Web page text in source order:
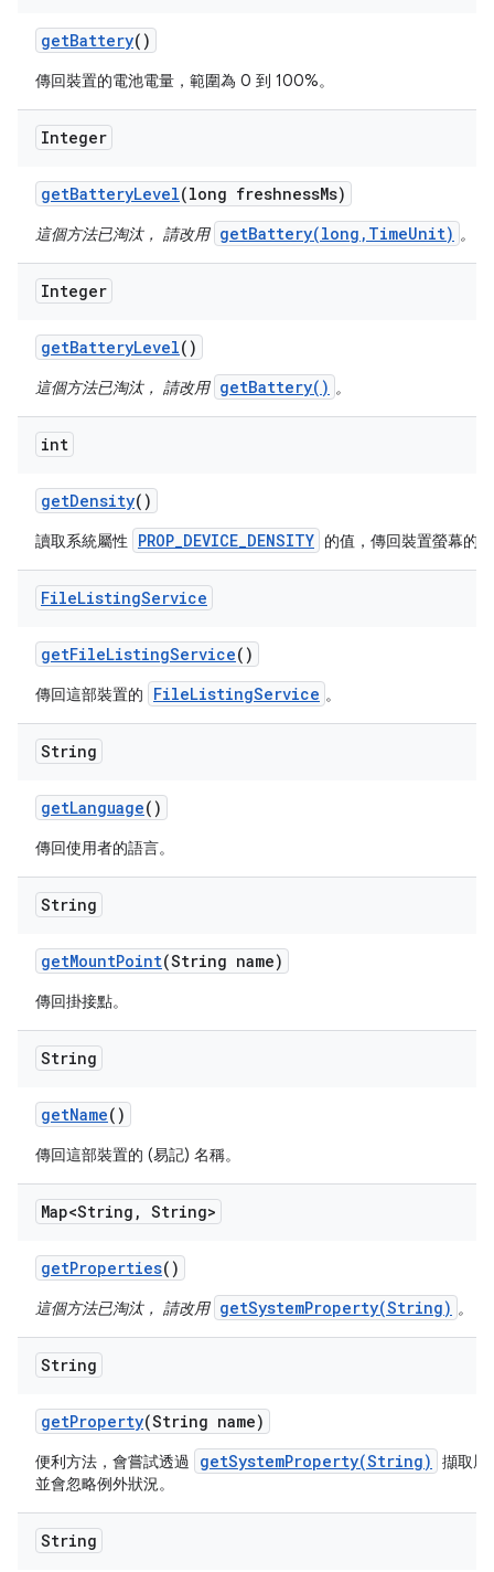
getBattery()
傳回裝置的電池電量，範圍為 0 到 100%。
Integer
getBatteryLevel(long freshnessMs)
這個方法已淘汰， 請改用 getBattery(long,TimeUnit) 。
Integer
getBatteryLevel()
這個方法已淘汰， 請改用 getBattery() 。
int
getDensity()
讀取系統屬性 PROP_DEVICE_DENSITY 的值，傳回裝置螢幕的
FileListingService
getFileListingService()
傳回這部裝置的 FileListingService 。
String
getLanguage()
傳回使用者的語言。
String
getMountPoint(String name)
傳回掛接點。
String
getName()
傳回這部裝置的 (易記) 名稱。
Map<String , String>
getProperties()
這個方法已淘汰， 請改用 getSystemProperty(String) 。
String
getProperty(String name)
便利方法，會嘗試透過 getSystemProperty(String)
擷取屬
並會忽略例外狀況。
String